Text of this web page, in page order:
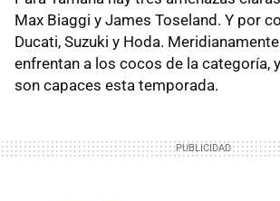
Max Biaggi y James Toseland. Y por
Ducati, Suzuki y Hoda.
enfrentan a los cocos de la categoría,
son capaces esta temporada.